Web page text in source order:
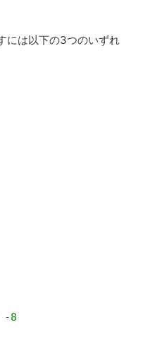
には以下の3つのいずれ
8